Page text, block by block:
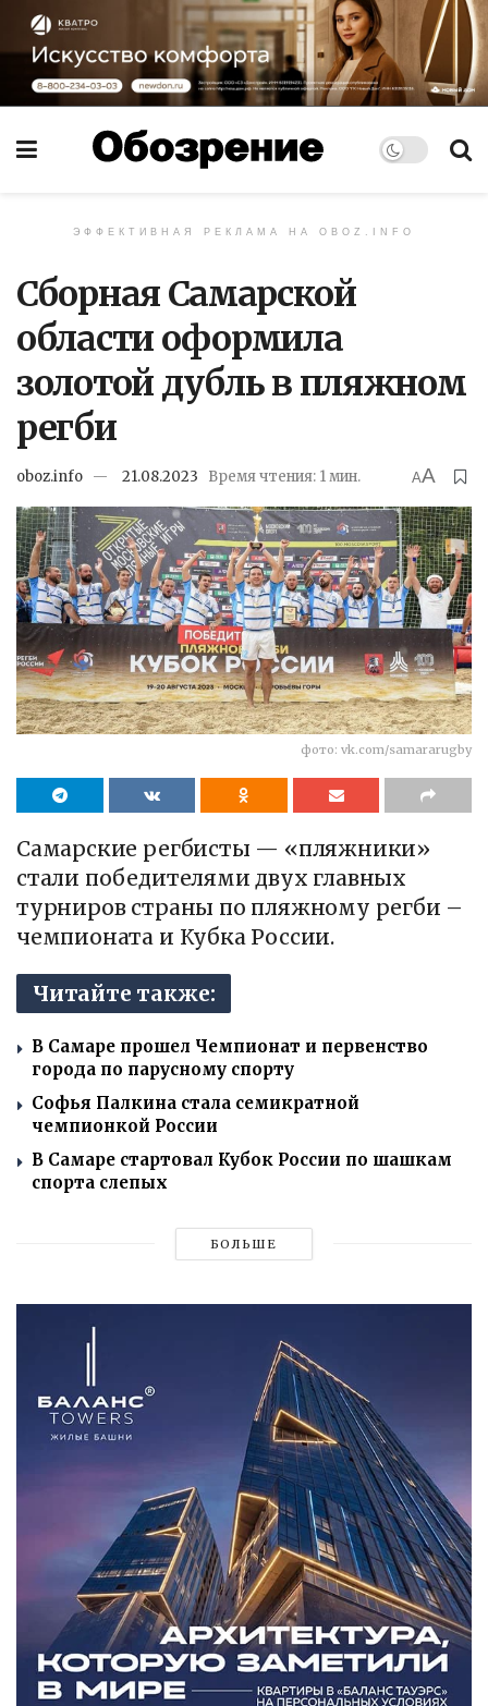
ЭФФЕКТИВНАЯ РЕКЛАМА НА OBOZ.INFO
Сборная Самарской
области оформила
золотой дубль в пляжном
регби
oboz.info 21.08.2023 Время чтения: 1 мин. AA
фото: vk.com/samararugby
Самарские регбисты — «пляжники»
стали победителями двух главных
турниров страны по пляжному регби –
чемпионата и Кубка России.
Читайте также:
В Самаре прошел Чемпионат и первенство
города по парусному спорту
Софья Палкина стала семикратной
чемпионкой России
В Самаре стартовал Кубок России по шашкам
спорта слепых
БОЛЬШЕ